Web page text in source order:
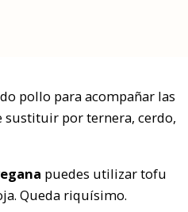
pollo para acompañar las
sustituir por ternera, cerdo,
puedes utilizar tofu
Queda riquísimo.